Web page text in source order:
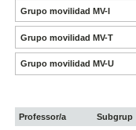
Grupo movilidad MV-I
Grupo movilidad MV-T
Grupo movilidad MV-U
Professor/a Subgrup